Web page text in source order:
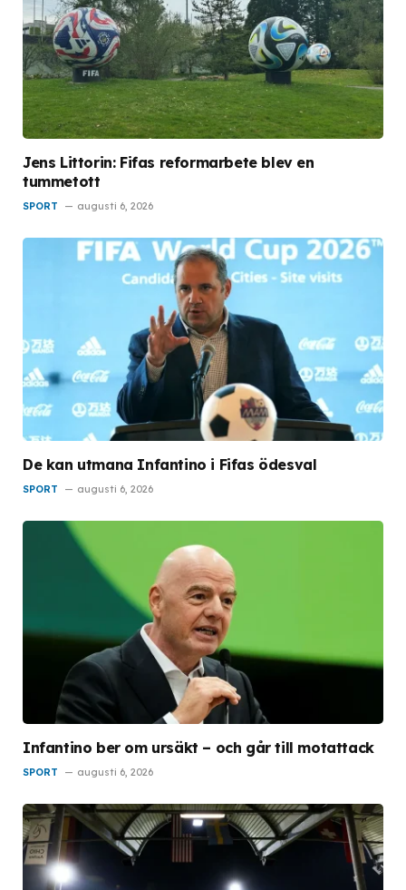
Jens Littorin: Fifas reformarbete blev en
tummetott
SPORT augusti 6, 2026
De kan utmana Infantino i Fifas ödesval
SPORT augusti 6, 2026
Infantino ber om ursäkt – och går till motattack
SPORT augusti 6, 2026